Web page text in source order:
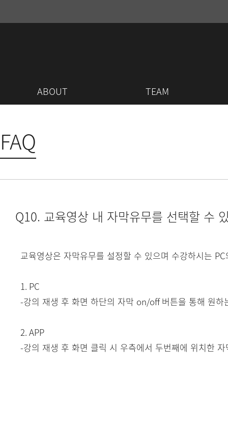
ABOUT TEAM
FAQ
Q10. 교육영상 내 자막유무를 선택할 수
교육영상은 자막유무를 설정할 수 있으며 수강하시는 PC
1. PC
-강의 재생 후 화면 하단의 자막 on/off버튼을 통해 원하
2. APP
-강의 재생 후 화면 클릭 시 우측에서 두번째에 위치한